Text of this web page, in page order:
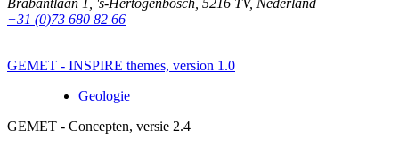
+31 (0)73 680 82 66
GEMET - INSPIRE themes, version 1.0
Geologie
GEMET - Concepten, versie 2.4